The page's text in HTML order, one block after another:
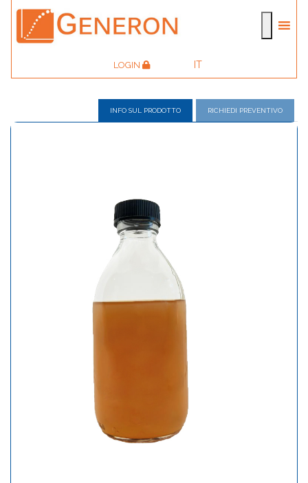
LOGIN IT
INFO SUL PRODOTTO RICHIEDI PREVENTIVO